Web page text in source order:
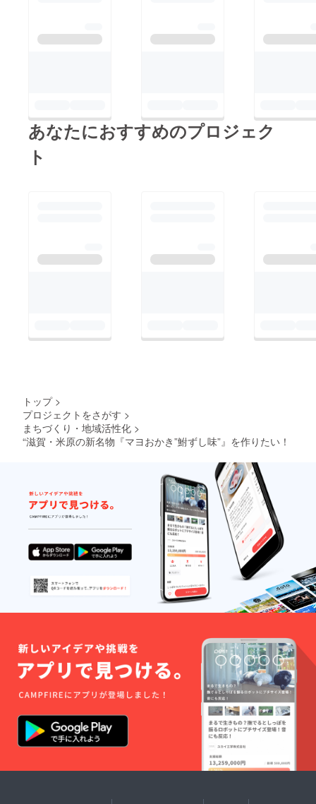
あなたにおすすめのプロジェク
ト
トップ >
プロジェクトをさがす >
まちづくり・地域活性化 >
“滋賀・米原の新名物『マヨおかき”鮒ずし味”』を作りたい！